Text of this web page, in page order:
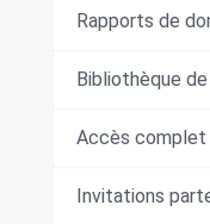
Rapports de
Bibliothèque
Accès complet
Invitations